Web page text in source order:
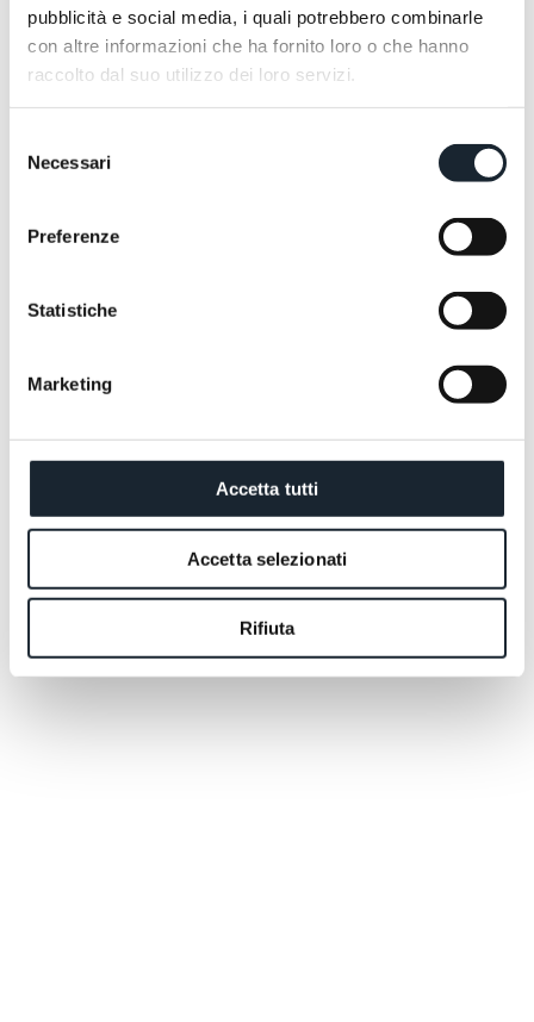
pubblicità e social media, i quali potrebbero combinarle
con altre informazioni che ha fornito loro o che hanno
raccolto dal suo utilizzo dei loro servizi.
delNecessari
Preferenze
Statistiche
Marketing
Accetta tutti
Accetta selezionati
Rifiuta